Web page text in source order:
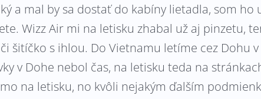
a mal by sa dostať do kabíny lietadla, som
Wizz Air mi na letisku zhabal už aj pinzetu,
šitíčko s ihlou. Do Vietnamu letíme cez Dohu
v Dohe nebol čas, na letisku teda na
na letisku, no kvôli nejakým ďalším